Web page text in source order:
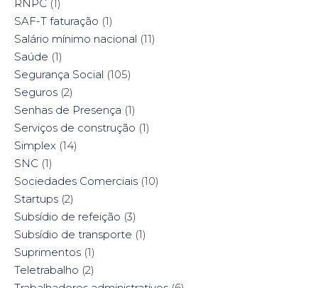
RNPC (1)
SAF-T faturação (1)
Salário mínimo nacional (11)
Saúde (1)
Segurança Social (105)
Seguros (2)
Senhas de Presença (1)
Serviços de construção (1)
Simplex (14)
SNC (1)
Sociedades Comerciais (10)
Startups (2)
Subsídio de refeição (3)
Subsídio de transporte (1)
Suprimentos (1)
Teletrabalho (2)